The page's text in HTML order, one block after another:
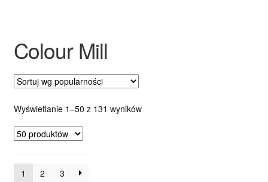
Colour Mill
Wyświetlanie 1–50 z 131 wynikówPosortowane
1 2 3